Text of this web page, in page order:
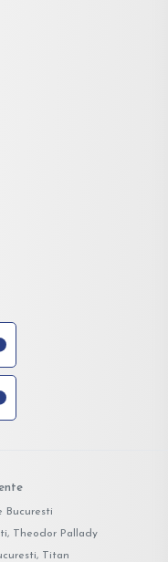
Bucuresti
Theodor Pallady
Titan